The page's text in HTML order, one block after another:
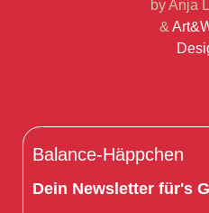
by Anja
&
Balance-Häppchen
Dein Newsletter für's